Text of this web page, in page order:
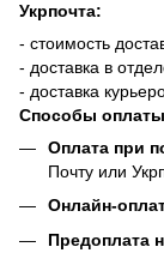
Укрпочта:
- стоимость
- доставка в
- доставка
Способы
Оплата при
Почту или
Онлайн-
Предоплата